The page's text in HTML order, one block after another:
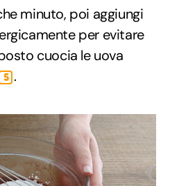
minuto, poi aggiungi
per evitare
cuocia le uova
5 .